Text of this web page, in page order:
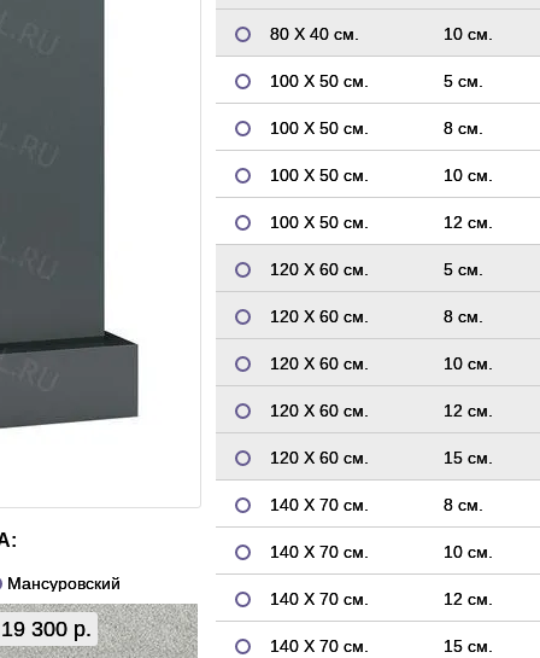
Мансуровский
19 300 р.
80 Х 40 см. 10 см.
100 Х 50 см. 5 см.
100 Х 50 см. 8 см.
100 Х 50 см. 10 см.
100 Х 50 см. 12 см.
120 Х 60 см. 5 см.
120 Х 60 см. 8 см.
120 Х 60 см. 10 см.
120 Х 60 см. 12 см.
120 Х 60 см. 15 см.
140 Х 70 см. 8 см.
140 Х 70 см. 10 см.
140 Х 70 см. 12 см.
140 Х 70 см. 15 см.